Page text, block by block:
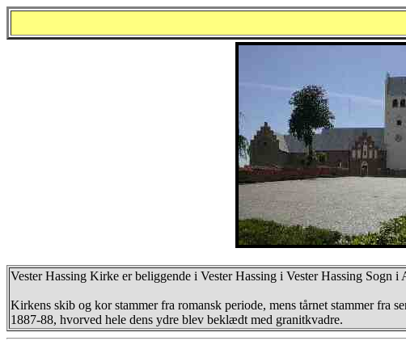
Vester Hassing Kirke er beliggende i Vester Hassing i Vester Hassing Sogn i
Kirkens skib og kor stammer fra romansk periode, mens tårnet stammer fra
1887-88, hvorved hele dens ydre blev beklædt med granitkvadre.